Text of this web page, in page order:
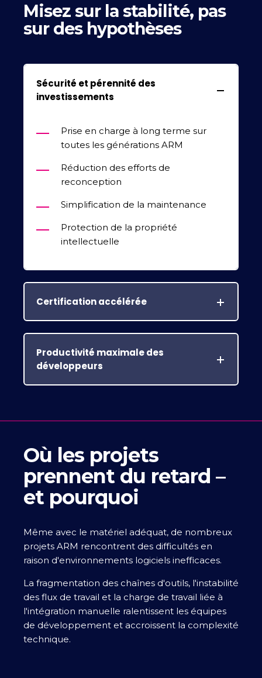
Misez sur la stabilité, pas
sur des hypothèses
Sécurité et pérennité des
investissements
Prise en charge à long terme sur
toutes les générations ARM
Réduction des efforts de
reconception
Simplification de la maintenance
Protection de la propriété
intellectuelle
Certification accélérée
Productivité maximale des
développeurs
Où les projets
prennent du retard –
et pourquoi
Même avec le matériel adéquat, de nombreux
projets ARM rencontrent des difficultés en
raison d'environnements logiciels inefficaces.
La fragmentation des chaînes d'outils, l'instabilité
des flux de travail et la charge de travail liée à
l'intégration manuelle ralentissent les équipes
de développement et accroissent la complexité
technique.